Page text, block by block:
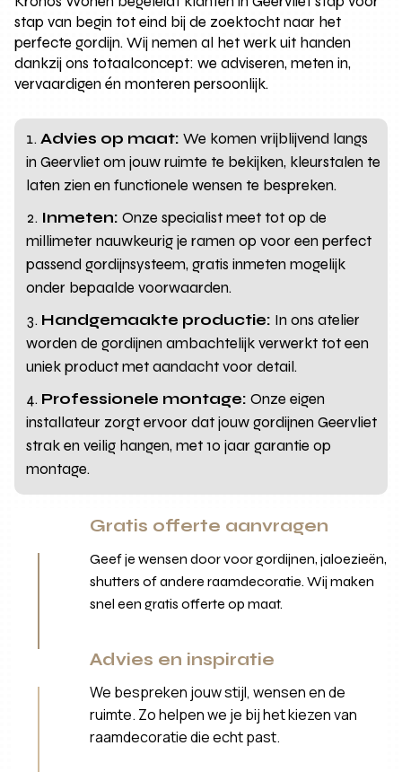
stap van begin tot eind bij de zoektocht naar het
perfecte gordijn. Wij nemen al het werk uit handen
dankzij ons totaalconcept: we adviseren, meten in,
vervaardigen én monteren persoonlijk.
Advies op maat: We komen vrijblijvend langs
in Geervliet om jouw ruimte te bekijken, kleurstalen te
laten zien en functionele wensen te bespreken.
Inmeten: Onze specialist meet tot op de
millimeter nauwkeurig je ramen op voor een perfect
passend gordijnsysteem, gratis inmeten mogelijk
onder bepaalde voorwaarden.
Handgemaakte productie: In ons atelier
worden de gordijnen ambachtelijk verwerkt tot een
uniek product met aandacht voor detail.
Professionele montage: Onze eigen
installateur zorgt ervoor dat jouw gordijnen Geervliet
strak en veilig hangen, met 10 jaar garantie op
montage.
Gratis offerte aanvragen
Geef je wensen door voor gordijnen, jaloezieën,
shutters of andere raamdecoratie. Wij maken
snel een gratis offerte op maat.
Advies en inspiratie
We bespreken jouw stijl, wensen en de
ruimte. Zo helpen we je bij het kiezen van
raamdecoratie die echt past.